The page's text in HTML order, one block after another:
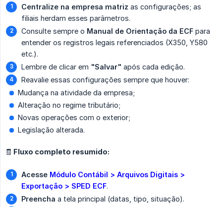
Centralize na empresa matriz as configurações; as
filiais herdam esses parâmetros.
Consulte sempre o Manual de Orientação da ECF para
entender os registros legais referenciados (X350, Y580
etc.).
Lembre de clicar em "Salvar" após cada edição.
Reavalie essas configurações sempre que houver:
Mudança na atividade da empresa;
Alteração no regime tributário;
Novas operações com o exterior;
Legislação alterada.
🧾 Fluxo completo resumido:
Acesse Módulo Contábil > Arquivos Digitais >
Exportação > SPED ECF.
Preencha a tela principal (datas, tipo, situação).